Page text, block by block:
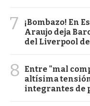
7
¡Bombazo! En
Araujo deja
del Liverpool
8
Entre "mal
altísima
integrantes de